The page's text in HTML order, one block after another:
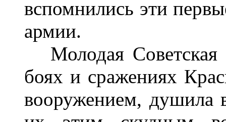
вспомнились эти
армии.
Молодая Советская
боях и сражениях
вооружением, душила